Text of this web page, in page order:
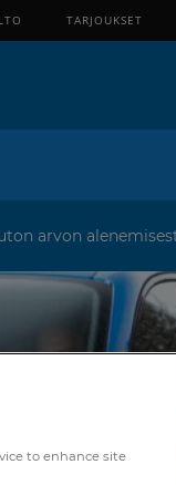
TARJOUKSET
arvon
to enhance site